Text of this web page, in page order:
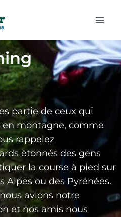
partie de ceux qui
montagne, comme
rappelez
étonnés des gens
la course à pied sur
Alpes ou des Pyrénées.
avions notre
et nos amis nous